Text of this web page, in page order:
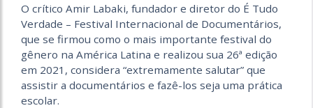
O crítico Amir Labaki, fundador e diretor do É Tudo
Verdade – Festival Internacional de Documentários,
que se firmou como o mais importante festival do
gênero na América Latina e realizou sua 26ª edição
em 2021, considera “extremamente salutar” que
assistir a documentários e fazê-los seja uma prática
escolar.